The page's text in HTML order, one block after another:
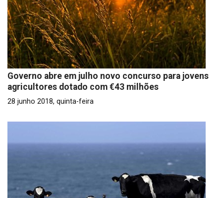
Governo abre em julho novo concurso para jovens
agricultores dotado com €43 milhões
28 junho 2018, quinta-feira